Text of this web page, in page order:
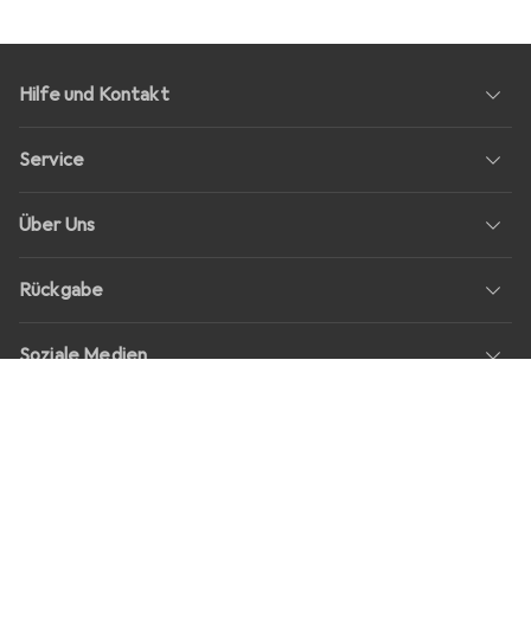
Hilfe und Kontakt
Service
Über Uns
Rückgabe
Soziale Medien